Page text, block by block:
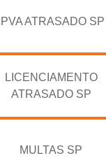
IPVA ATRASADO SP
LICENCIAMENTO
ATRASADO SP
MULTAS SP